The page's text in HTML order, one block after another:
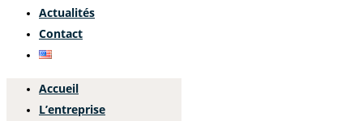
Actualités
Contact
Accueil
L’entreprise